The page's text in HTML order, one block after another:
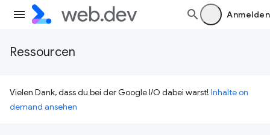
Anmelden
Ressourcen
Vielen Dank, dass du bei der Google I/O dabei warst! Inhalte on
demand ansehen